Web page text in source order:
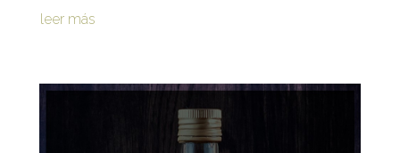
leer más